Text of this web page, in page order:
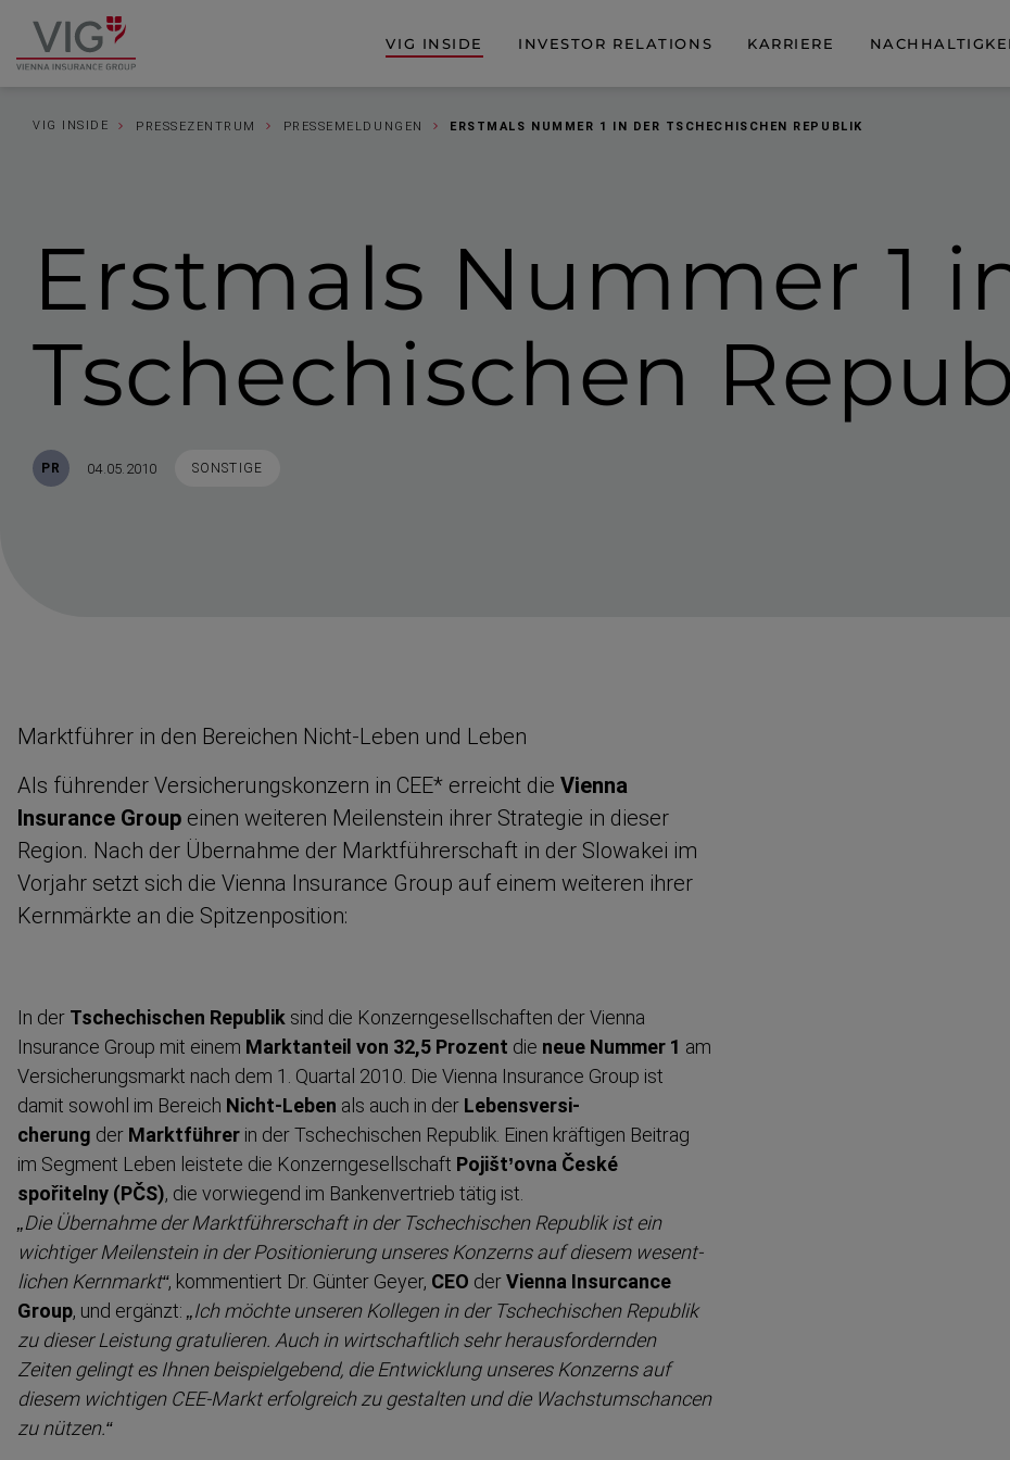
Inhalt
springen
Fußzeile
springen
Zur
Startseite
VIG INSIDE INVESTOR RELATIONS KARRIERE
VIG INSIDE PRESSEZENTRUM PRESSEMELDUNGEN ERSTMALS NUMMER 1 IN DER TSCHECHISCHEN REPUBLIK
Erstmals Nummer 1
Tschechischen
PR Veröffentlicht
04.05.2010 STICHWORTE
SONSTIGE
Marktführer in den Bereichen Nicht-​Leben und Leben
Als führender Versiche­rungs­konzern in CEE* erreicht die Vienna
Insurance Group einen weiteren Meilenstein ihrer Strategie in dieser
Region. Nach der Übernahme der Marktfüh­rer­schaft in der Slowakei im
Vorjahr setzt sich die Vienna Insurance Group auf einem weiteren ihrer
Kernmärkte an die Spitzen­po­sition:
In der Tschechischen Republik sind die Konzern­ge­sell­schaften der Vienna
Insurance Group mit einem Marktanteil von 32,5 Prozent die neue Nummer 1 am
Versiche­rungsmarkt nach dem 1. Quartal 2010. Die Vienna Insurance Group ist
damit sowohl im Bereich Nicht-Leben als auch in der Lebens­ver­si­
cherung der Marktführer in der Tschechischen Republik. Einen kräftigen Beitrag
im Segment Leben leistete die Konzern­ge­sell­schaft Pojišt’ovna České
spořitelny (PČS), die vorwiegend im Banken­vertrieb tätig ist.
„Die Übernahme der Marktfüh­rer­schaft in der Tschechischen Republik ist ein
wichtiger Meilenstein in der Positi­o­nierung unseres Konzerns auf diesem wesent­
lichen Kernmarkt“, kommentiert Dr. Günter Geyer, CEO derVienna Insurcance
Group, und ergänzt: „Ich möchte unseren Kollegen in der Tschechischen Republik
zu dieser Leistung gratulieren. Auch in wirtschaftlich sehr heraus­for­dernden
Zeiten gelingt es Ihnen beispiel­gebend, die Entwicklung unseres Konzerns auf
diesem wichtigen CEE-Markt erfolgreich zu gestalten und die Wachstums­chancen
zu nützen.“